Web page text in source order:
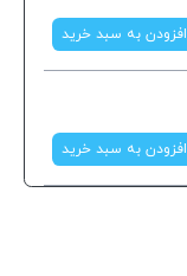
افزودن به سبد خرید
افزودن به سبد خرید